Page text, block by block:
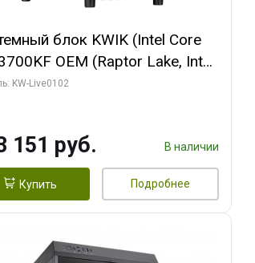
блок KWIK (Intel Core
OEM (Raptor Lake, Intel
8EC/8PC/ 32 ГБ ОЗУ (2
960 ГБ SSD)
KW-Live0102
151 руб. В наличии
Купить Подробнее